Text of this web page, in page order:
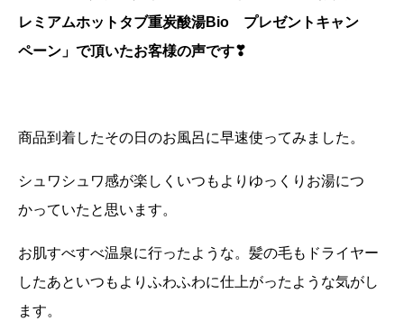
レミアムホットタブ重炭酸湯Bio プレゼントキャン
ペーン」で頂いたお客様の声です❣
商品到着したその日のお風呂に早速使ってみました。
シュワシュワ感が楽しくいつもよりゆっくりお湯につ
かっていたと思います。
お肌すべすべ温泉に行ったような。髪の毛もドライヤー
したあといつもよりふわふわに仕上がったような気がし
ます。